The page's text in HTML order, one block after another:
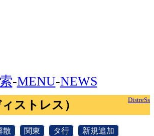
-MENU-NEWS
DistreSs
ストレス）
散 関東 タ行 新規追加